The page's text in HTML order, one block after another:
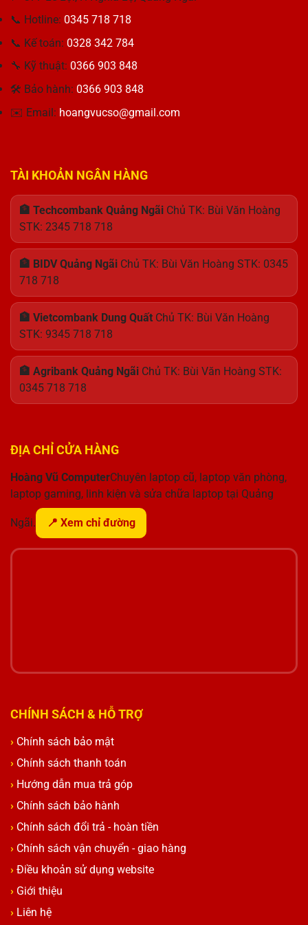
Điện
Hoàn
Hảo
Tối
Cho
Nhân
BG5
KBG50ZNT256G
PCIe4
x4
M.2
📞 Hotline: 0345 718 718
📞 Kế toán: 0328 342 784
🔧 Kỹ thuật: 0366 903 848
🛠 Bảo hành: 0366 903 848
✉️ Email: hoangvucso@gmail.com
TÀI KHOẢN NGÂN HÀNG
🏦 Techcombank Quảng Ngãi Chủ TK: Bùi Văn Hoàng
STK: 2345 718 718
🏦 BIDV Quảng Ngãi Chủ TK: Bùi Văn Hoàng STK: 0345
718 718
🏦 Vietcombank Dung Quất Chủ TK: Bùi Văn Hoàng
STK: 9345 718 718
🏦 Agribank Quảng Ngãi Chủ TK: Bùi Văn Hoàng STK:
0345 718 718
ĐỊA CHỈ CỬA HÀNG
Hoàng Vũ ComputerChuyên laptop cũ, laptop văn phòng,
laptop gaming, linh kiện và sửa chữa laptop tại Quảng
Ngãi. 📍 Xem chỉ đường
CHÍNH SÁCH & HỖ TRỢ
Chính sách bảo mật
Chính sách thanh toán
Hướng dẫn mua trả góp
Chính sách bảo hành
Chính sách đổi trả - hoàn tiền
Chính sách vận chuyển - giao hàng
Điều khoản sử dụng website
Giới thiệu
Liên hệ